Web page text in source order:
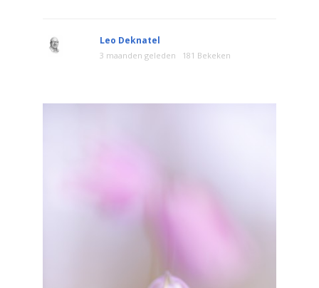
Leo Deknatel
3 maanden geleden 181 Bekeken